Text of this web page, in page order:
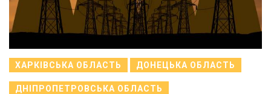
ХАРКІВСЬКА ОБЛАСТЬ ДОНЕЦЬКА ОБЛАСТЬ
ДНІПРОПЕТРОВСЬКА ОБЛАСТЬ